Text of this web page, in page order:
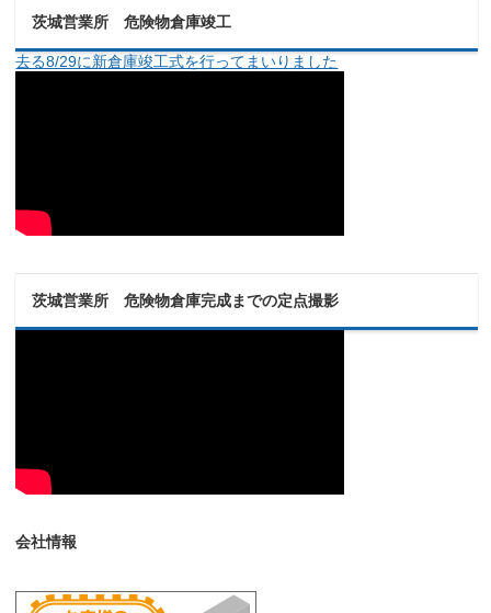
茨城営業所 危険物倉庫竣工
去る8/29に新倉庫竣工式を行ってまいりました
茨城営業所 危険物倉庫完成までの定点撮影
会社情報